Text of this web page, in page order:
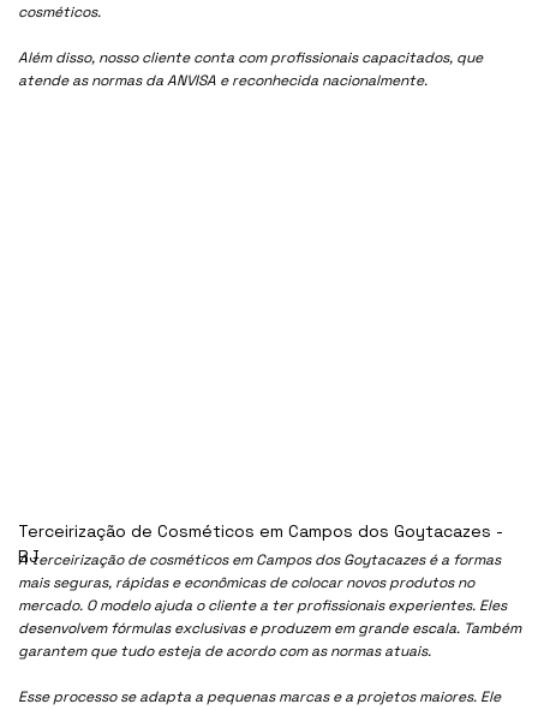
cosméticos.
Além disso, nosso cliente conta com profissionais capacitados, que
atende as normas da ANVISA e reconhecida nacionalmente.
A terceirização de cosméticos em Campos dos Goytacazes é a formas
mais seguras, rápidas e econômicas de colocar novos produtos no
mercado. O modelo ajuda o cliente a ter profissionais experientes. Eles
desenvolvem fórmulas exclusivas e produzem em grande escala. Também
garantem que tudo esteja de acordo com as normas atuais.
Esse processo se adapta a pequenas marcas e a projetos maiores. Ele
Terceirização de Cosméticos em Campos dos Goytacazes -
RJ